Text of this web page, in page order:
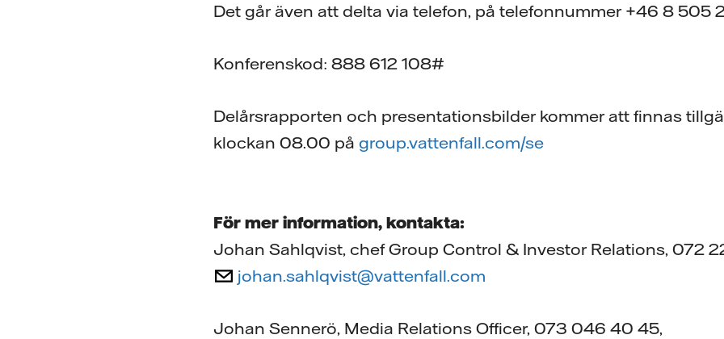
Det går även att delta via telefon, på telefonnummer +46 8 505
Konferenskod: 888 612 108#
Delårsrapporten och presentationsbilder kommer att finnas
klockan 08.00 på group.vattenfall.com/se
För mer information, kontakta:
Johan Sahlqvist, chef Group Control & Investor Relations, 072
johan.sahlqvist@vattenfall.com
Johan Sennerö, Media Relations Officer, 073 046 40 45,